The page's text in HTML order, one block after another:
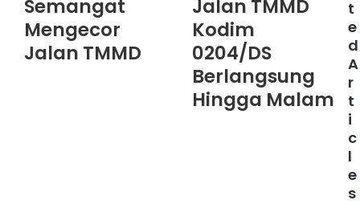
Semangat
Mengecor
Jalan TMMD
Jalan TMMD
Kodim
0204/DS
Berlangsung
Hingga Malam
t
e
d
A
r
t
i
c
l
e
s